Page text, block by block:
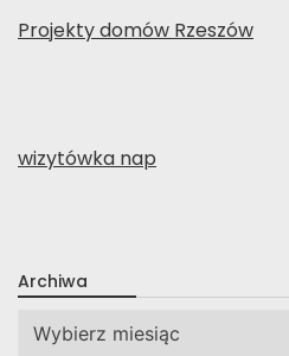
Projekty domów Rzeszów
wizytówka nap
Archiwa
Archiwa